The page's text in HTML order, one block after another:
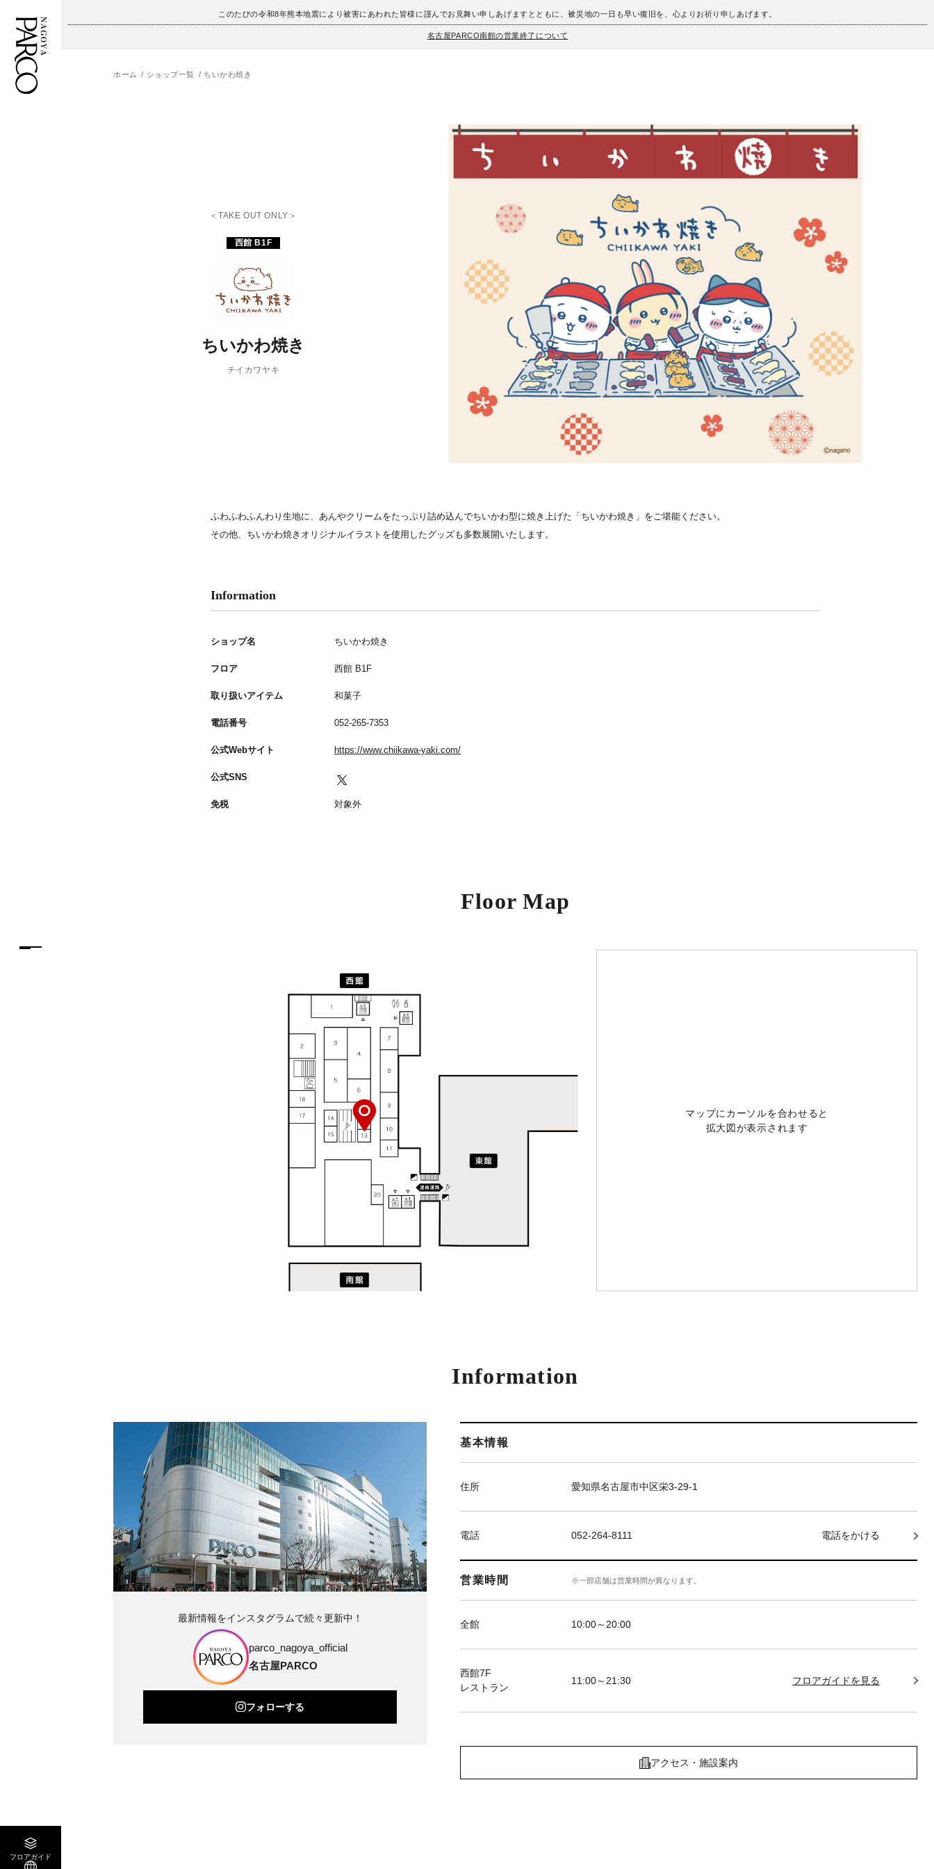
このたびの令和8年熊本地震により被害にあわれた皆様に謹んでお見舞い申しあげますとともに、被災地の一日も早い復旧を、心よりお祈り申しあげます。
名古屋PARCO南館の営業終了について
フロアガイド
ホーム ショップ一覧 ちいかわ焼き
＜TAKE OUT ONLY＞
西館 B1F
ちいかわ焼き
チイカワヤキ
ふわふわふんわり生地に、あんやクリームをたっぷり詰め込んでちいかわ型に焼き上げた「ちいかわ焼き」をご堪能ください。
その他、ちいかわ焼きオリジナルイラストを使用したグッズも多数展開いたします。
Information
ショップ名 ちいかわ焼き
フロア 西館 B1F
取り扱いアイテム 和菓子
電話番号 052-265-7353
公式Webサイト https://www.chiikawa-yaki.com/
公式SNS
免税 対象外
Floor Map
マップにカーソルを合わせると
拡大図が表示されます
Information
基本情報
住所 愛知県名古屋市中区栄3-29-1
電話 052-264-8111 電話をかける
営業時間 ※一部店舗は営業時間が異なります。
全館 10:00～20:00
西館7F
レストラン
11:00～21:30 フロアガイドを見る
アクセス・施設案内
最新情報をインスタグラムで続々更新中！
parco_nagoya_official
名古屋PARCO
フォローする